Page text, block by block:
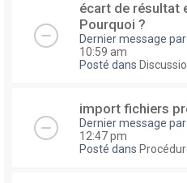
écart de résultat
Pourquoi ?
Dernier message par
10:59 am
Posté dans
import fichiers
Dernier message par
12:47 pm
Posté dans